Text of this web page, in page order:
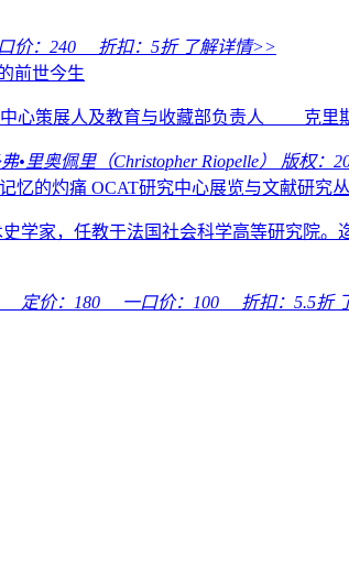
价： 240 折扣： 5折 了解详情>>
前世今生
心策展人及教育与收藏部负责人 克里
里奥佩里（Christopher Riopelle） 版权：
记忆的灼痛 OCAT研究中心展览与文献研究
学家，任教于法国社会科学高等研究院
定价： 180 一口价： 100 折扣： 5.5折